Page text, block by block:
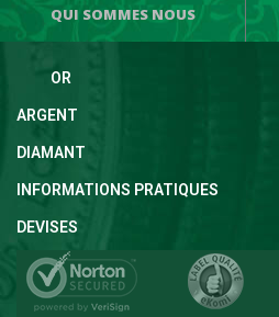
QUI SOMMES NOUS
OR
ARGENT
DIAMANT
INFORMATIONS PRATIQUES
DEVISES